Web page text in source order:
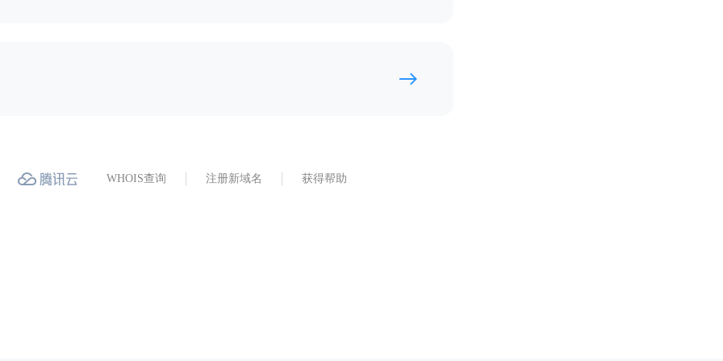
WHOIS查询 注册新域名 获得帮助